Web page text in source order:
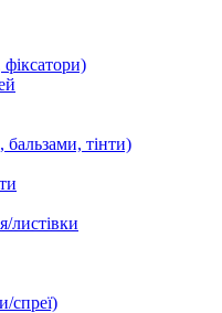
фіксатори)
бальзами, тінти)
листівки
спреї)